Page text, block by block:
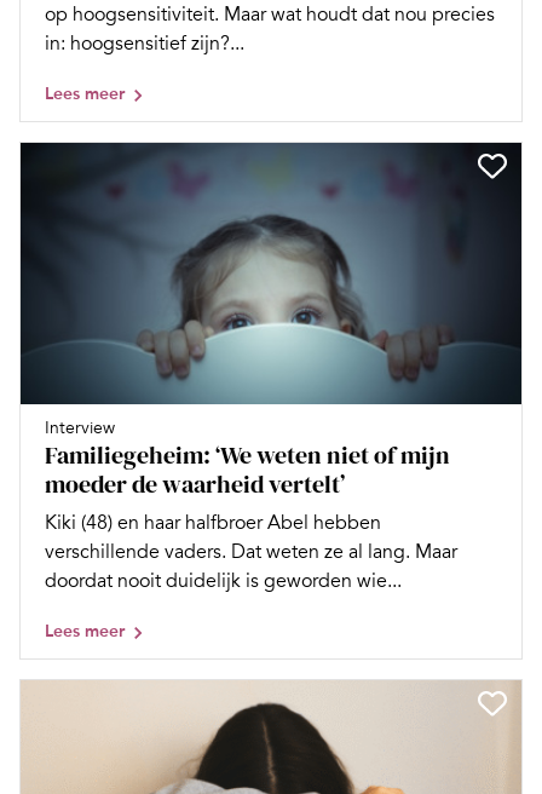
op hoogsensitiviteit. Maar wat houdt dat nou precies
in: hoogsensitief zijn?...
Lees meer
Interview
Familiegeheim: ‘We weten niet of mijn
moeder de waarheid vertelt’
Kiki (48) en haar halfbroer Abel hebben
verschillende vaders. Dat weten ze al lang. Maar
doordat nooit duidelijk is geworden wie...
Lees meer